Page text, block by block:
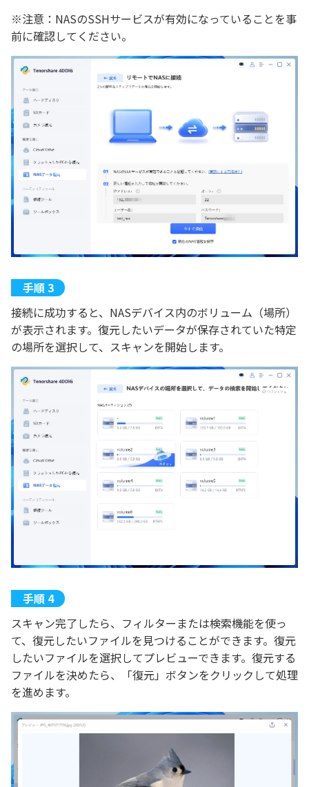
※注意：NASのSSHサービスが有効になっていることを事
前に確認してください。
接続に成功すると、NASデバイス内のボリューム（場所）
が表示されます。復元したいデータが保存されていた特定
の場所を選択して、スキャンを開始します。
スキャン完了したら、フィルターまたは検索機能を使っ
て、復元したいファイルを見つけることができます。復元
したいファイルを選択してプレビューできます。復元する
ファイルを決めたら、「復元」ボタンをクリックして処理
を進めます。